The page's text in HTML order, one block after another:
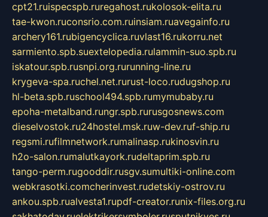
cpt21.ruispecspb.ruregahost.rukolosok-elita.ru
tae-kwon.ruconsrio.com.ruinsiam.ruavegainfo.ru
archery161.rubigencyclica.ruvlast16.rukorru.net
sarmiento.spb.suextelopedia.rulammin-suo.spb.ru
iskatour.spb.rusnpi.org.rurunning-line.ru
krygeva-spa.ruchel.net.rurust-loco.rudugshop.ru
hl-beta.spb.ruschool494.spb.rumymubaby.ru
epoha-metalband.rungr.spb.rurusgosnews.com
dieselvostok.ru24hostel.msk.ruw-dev.ruf-ship.ru
regsmi.rufilmnetwork.rumalinasp.rukinosvin.ru
h2o-salon.rumalutkayork.rudeltaprim.spb.ru
tango-perm.rugooddir.rusgv.sumultiki-online.com
webkrasotki.comcherinvest.rudetskiy-ostrov.ru
ankou.spb.rualvesta1.rupdf-creator.runix-files.org.ru